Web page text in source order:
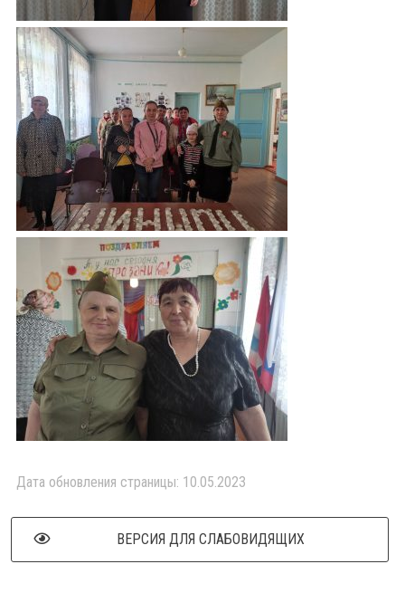
Дата обновления страницы: 10.05.2023
ВЕРСИЯ ДЛЯ СЛАБОВИДЯЩИХ